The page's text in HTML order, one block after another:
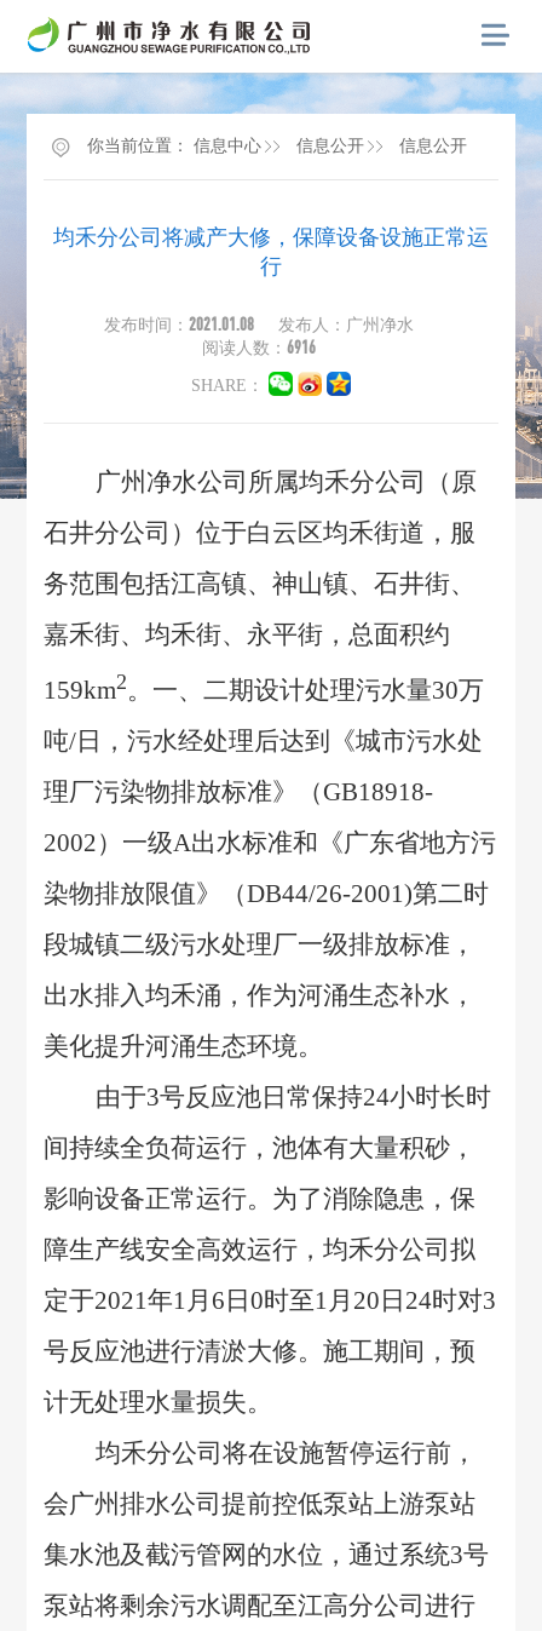
你当前位置： 信息中心 信息公开 信息公开
均禾分公司将减产大修，保障设备设施正常运
行
发布时间： 2021.01.08
发布人：广州净水
阅读人数： 6916
SHARE：
广州净水公司所属均禾分公司（原
石井分公司）位于白云区均禾街道，服
务范围包括江高镇、神山镇、石井街、
嘉禾街、均禾街、永平街，总面积约
159km2。一、二期设计处理污水量30万
吨/日，污水经处理后达到《城市污水处
理厂污染物排放标准》（GB18918-
2002）一级A出水标准和《广东省地方污
染物排放限值》（DB44/26-2001)第二时
段城镇二级污水处理厂一级排放标准，
出水排入均禾涌，作为河涌生态补水，
美化提升河涌生态环境。
由于3号反应池日常保持24小时长时
间持续全负荷运行，池体有大量积砂，
影响设备正常运行。为了消除隐患，保
障生产线安全高效运行，均禾分公司拟
定于2021年1月6日0时至1月20日24时对3
号反应池进行清淤大修。施工期间，预
计无处理水量损失。
均禾分公司将在设施暂停运行前，
会广州排水公司提前控低泵站上游泵站
集水池及截污管网的水位，通过系统3号
泵站将剩余污水调配至江高分公司进行